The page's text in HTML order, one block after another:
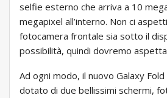
selfie esterno che arriva a 10
megapixel all’interno. Non ci
fotocamera frontale sia sotto il
possibilità, quindi dovremo
Ad ogni modo, il nuovo Galaxy
dotato di due bellissimi schermi,